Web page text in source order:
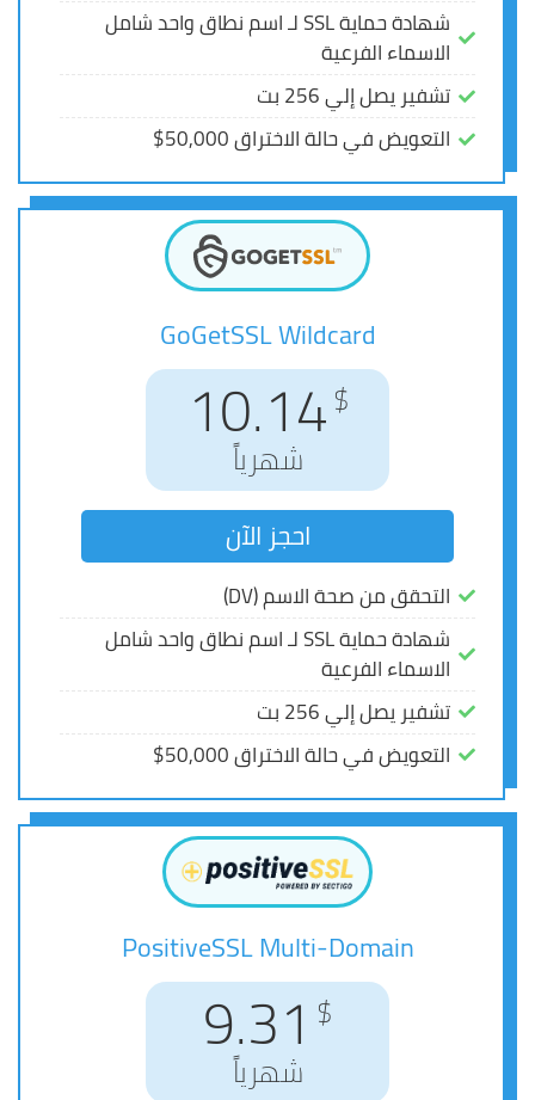
شهادة حماية SSL لـ اسم نطاق واحد شامل
الاسماء الفرعية
تشفير يصل إلي 256 بت
التعويض في حالة الاختراق 50,000$
GoGetSSL Wildcard
$
12.08
شهرياً
التحقق من صحة الاسم (DV)
شهادة حماية SSL لـ اسم نطاق واحد شامل
الاسماء الفرعية
تشفير يصل إلي 256 بت
التعويض في حالة الاختراق 50,000$
احجز الآن
PositiveSSL Multi-Domain
11.25
شهرياً
شهادة حماية SSL لـ اسم نطاق واحد شامل
الاسماء الفرعية
تشفير يصل إلي 256 بت
التعويض في حالة الاختراق 50,000$
GoGetSSL Wildcard
$
10.14
شهرياً
التحقق من صحة الاسم (DV)
شهادة حماية SSL لـ اسم نطاق واحد شامل
الاسماء الفرعية
تشفير يصل إلي 256 بت
التعويض في حالة الاختراق 50,000$
احجز الآن
PositiveSSL Multi-Domain
$
9.31
شهرياً